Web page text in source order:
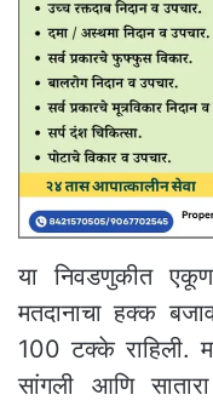
या निवडणुकीत
मतदानाचा हक्क
100 टक्के राहिली.
सांगली आणि